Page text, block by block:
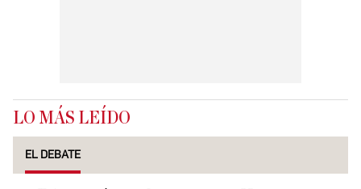
LO MÁS LEÍDO
EL DEBATE